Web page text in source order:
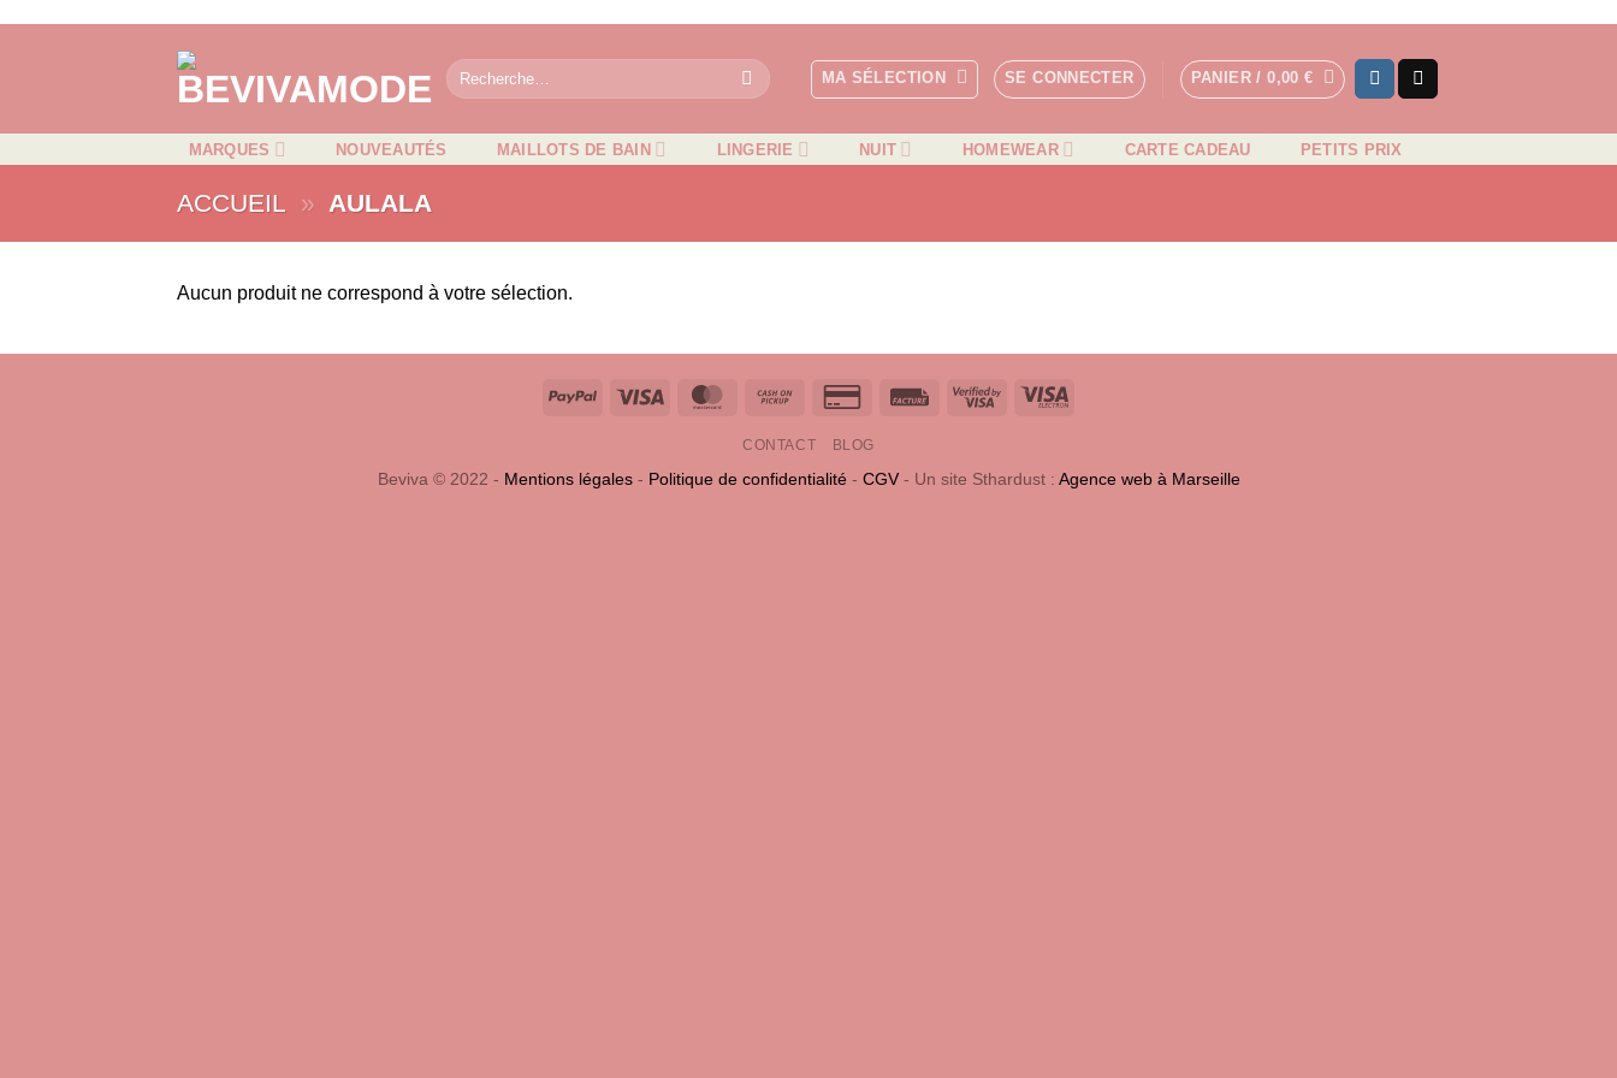
Recherche
pour :
MA SÉLECTION SE CONNECTER PANIER /0,00€
MARQUES NOUVEAUTÉS MAILLOTS DE BAIN LINGERIE NUIT HOMEWEAR CARTE CADEAU PETITS PRIX
ACCUEIL » AULALA
Aucun produit ne correspond à votre sélection.
PayPal Visa MasterCardCash
Pickup
Credit
2
Facture Visa
Visa
CONTACT BLOG
Beviva © 2022 - Mentions légales- Politique de confidentialité- CGV- Un site Sthardust : Agence web à Marseille